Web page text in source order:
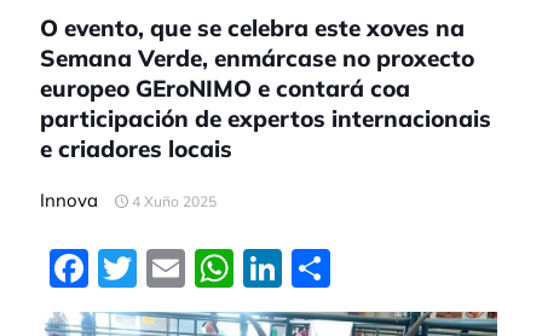
O evento, que se celebra este xoves na
Semana Verde, enmárcase no proxecto
europeo GEroNIMO e contará coa
participación de expertos internacionais
e criadores locais
Innova 4 Xuño 2025
Facebook
Twitter
EmailWhatsApp
LinkedIn
Compartir